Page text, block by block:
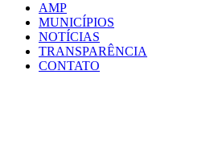
AMP
MUNICÍPIOS
NOTÍCIAS
TRANSPARÊNCIA
CONTATO